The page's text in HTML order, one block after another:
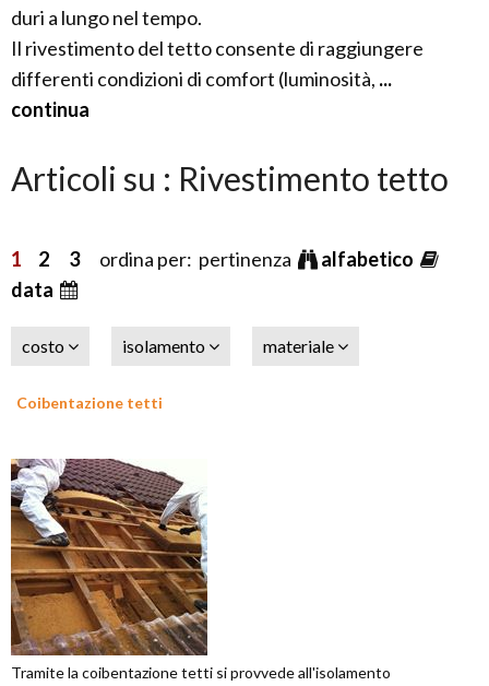
duri a lungo nel tempo.
Il rivestimento del tetto consente di raggiungere
differenti condizioni di comfort (luminosità, ...
continua
Articoli su : Rivestimento tetto
1 2 3ordina per: pertinenza
alfabetico
data
costo isolamento materiale
Coibentazione tetti
Tramite la coibentazione tetti si provvede all'isolamento